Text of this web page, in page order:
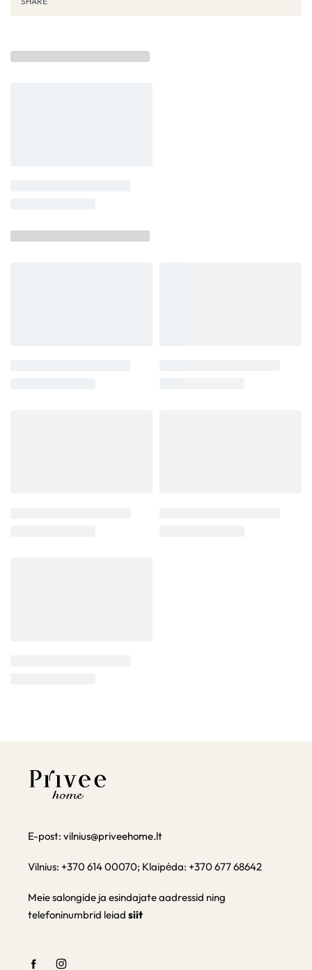
E-post: vilnius@priveehome.lt
Vilnius: +370 614 00070; Klaipėda: +370 677 68642
Meie salongide ja esindajate aadressid ning
telefoninumbrid leiad siit